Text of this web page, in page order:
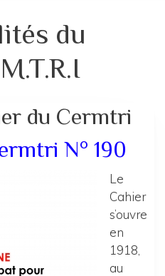
du
du Cermtri
N° 190
Le
Cahier
s’ouvre
en
1918,
au